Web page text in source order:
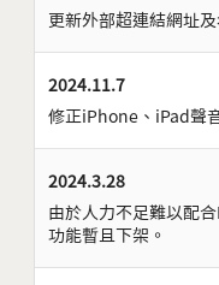
更新外部超連結網址及
2024.11.7
修正iPhone、iPad聲
2024.3.28
由於人力不足難以配
功能暫且下架。